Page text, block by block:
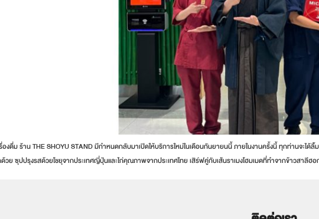
องดื่ม ร้าน THE SHOYU STAND มีกำหนดกลับมาเปิดให้บริการใหม่ในเดือนกันยายนนี้ ภายในงานครั้งนี้ ทุกท่านจะไ
วย ซุปปรุงรสด้วยโชยุจากประเทศญี่ปุ่นและไก่คุณภาพจากประเทศไทย เสิร์ฟคู่กับเส้นราเมงโฮมเมดที่ทำจากข้าวสา